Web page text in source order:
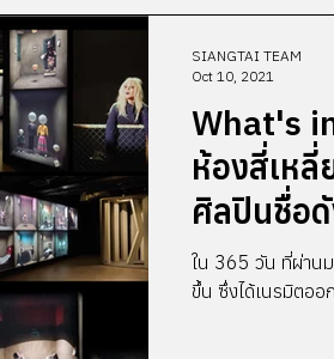
What's
ห้องสี่เห
ศิลปินชื่อ
ใน 365 วัน ที่ผ่านม
ขึ้น ซึ่งได้เนรมิตออ
SIANGTAI TEAM
Oct 10, 2021